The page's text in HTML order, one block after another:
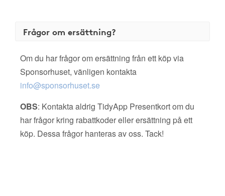
Frågor om ersättning?
Om du har frågor om ersättning från ett köp via
Sponsorhuset, vänligen kontakta
info@sponsorhuset.se
OBS: Kontakta aldrig TidyApp Presentkort om du
har frågor kring rabattkoder eller ersättning på ett
köp. Dessa frågor hanteras av oss. Tack!